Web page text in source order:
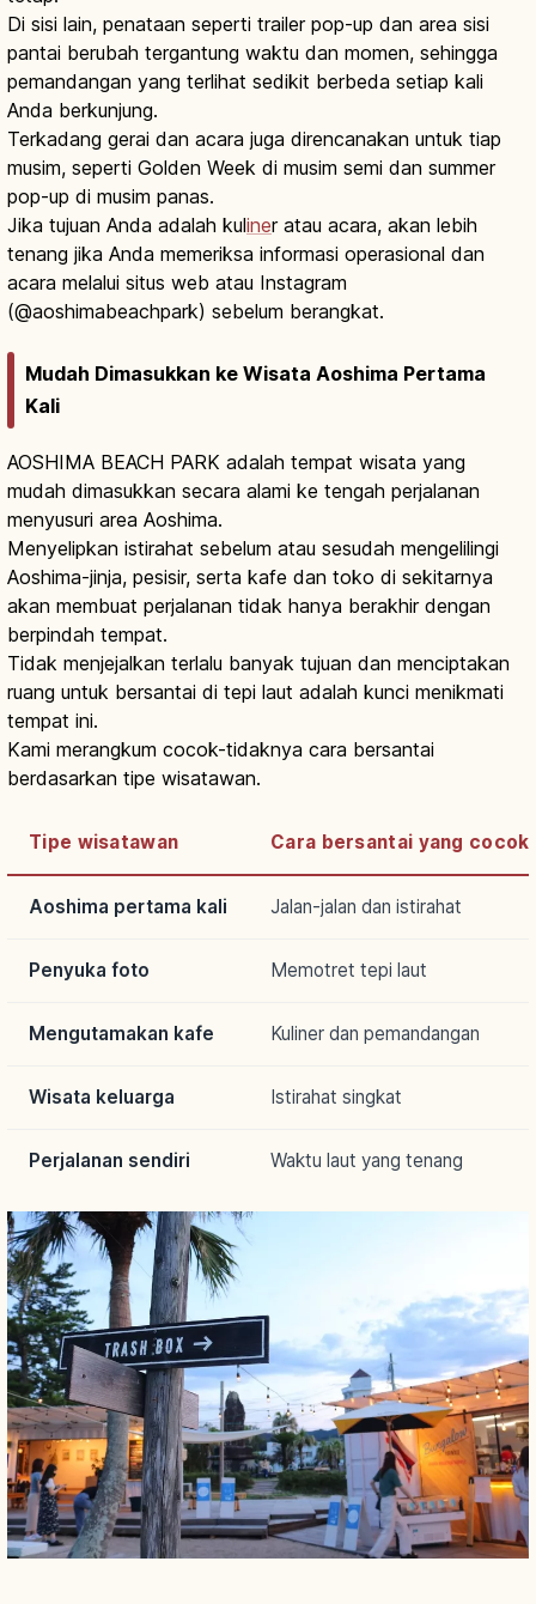
Di sisi lain, penataan seperti trailer pop-up dan area sisi
pantai berubah tergantung waktu dan momen, sehingga
pemandangan yang terlihat sedikit berbeda setiap kali
Anda berkunjung.
Terkadang gerai dan acara juga direncanakan untuk tiap
musim, seperti Golden Week di musim semi dan summer
pop-up di musim panas.
Jika tujuan Anda adalah kuliner atau acara, akan lebih
tenang jika Anda memeriksa informasi operasional dan
acara melalui situs web atau Instagram
(@aoshimabeachpark) sebelum berangkat.
Mudah Dimasukkan ke Wisata Aoshima Pertama
Kali
AOSHIMA BEACH PARK adalah tempat wisata yang
mudah dimasukkan secara alami ke tengah perjalanan
menyusuri area Aoshima.
Menyelipkan istirahat sebelum atau sesudah mengelilingi
Aoshima-jinja, pesisir, serta kafe dan toko di sekitarnya
akan membuat perjalanan tidak hanya berakhir dengan
berpindah tempat.
Tidak menjejalkan terlalu banyak tujuan dan menciptakan
ruang untuk bersantai di tepi laut adalah kunci menikmati
tempat ini.
Kami merangkum cocok-tidaknya cara bersantai
berdasarkan tipe wisatawan.
Tipe wisatawan Cara bersantai yang cocok
Aoshima pertama kali Jalan-jalan dan istirahat
Penyuka foto Memotret tepi laut
Mengutamakan kafe Kuliner dan pemandangan
Wisata keluarga Istirahat singkat
Perjalanan sendiri Waktu laut yang tenang